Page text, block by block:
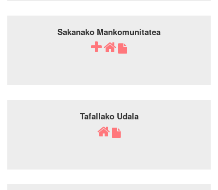
Sakanako Mankomunitatea
Tafallako Udala